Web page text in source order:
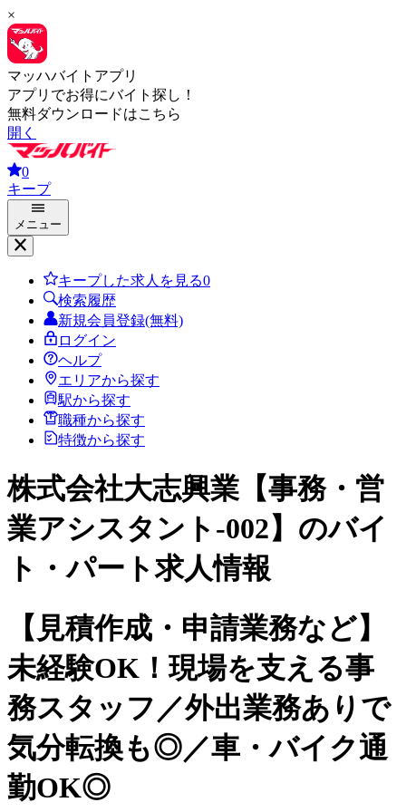
×
マッハバイトアプリ
アプリでお得にバイト探し！
無料ダウンロードはこちら
開く
0
キープ
メニュー
キープした求人を見る0
検索履歴
新規会員登録(無料)
ログイン
ヘルプ
エリアから探す
駅から探す
職種から探す
特徴から探す
株式会社大志興業【事務・営
業アシスタント-002】のバイ
ト・パート求人情報
【見積作成・申請業務など】
未経験OK！現場を支える事
務スタッフ／外出業務ありで
気分転換も◎／車・バイク通
勤OK◎